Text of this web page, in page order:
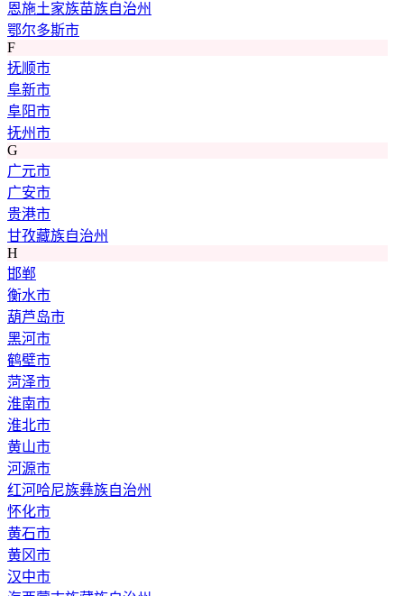
恩施土家族苗族自治州
鄂尔多斯市
F
抚顺市
阜新市
阜阳市
抚州市
G
广元市
广安市
贵港市
甘孜藏族自治州
H
邯郸
衡水市
葫芦岛市
黑河市
鹤壁市
菏泽市
淮南市
淮北市
黄山市
河源市
红河哈尼族彝族自治州
怀化市
黄石市
黄冈市
汉中市